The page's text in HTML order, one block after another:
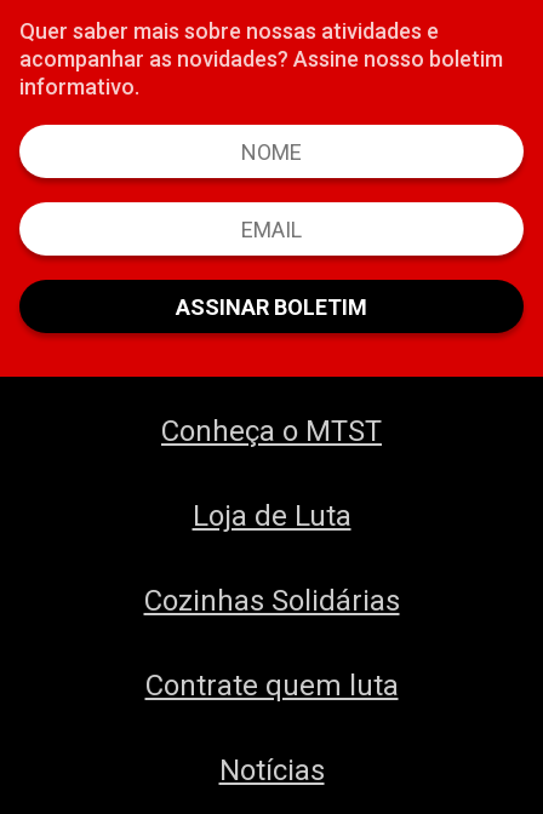
Quer saber mais sobre nossas atividades e
acompanhar as novidades? Assine nosso boletim
informativo.
Conheça o MTST
Loja de Luta
Cozinhas Solidárias
Contrate quem luta
Notícias